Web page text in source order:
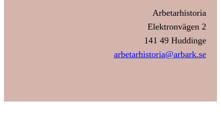
Arbetarhistoria
Elektronvägen 2
141 49 Huddinge
arbetarhistoria@arbark.se